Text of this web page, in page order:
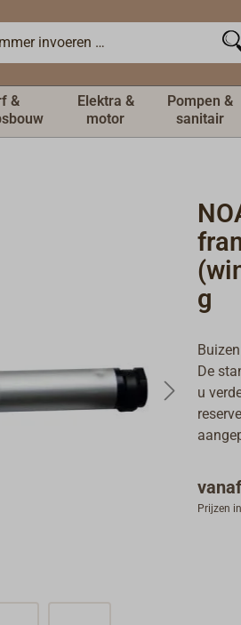
&
Elektra &
motor
Pompen &
sanitair
g
De
u
vanaf
Prijzen